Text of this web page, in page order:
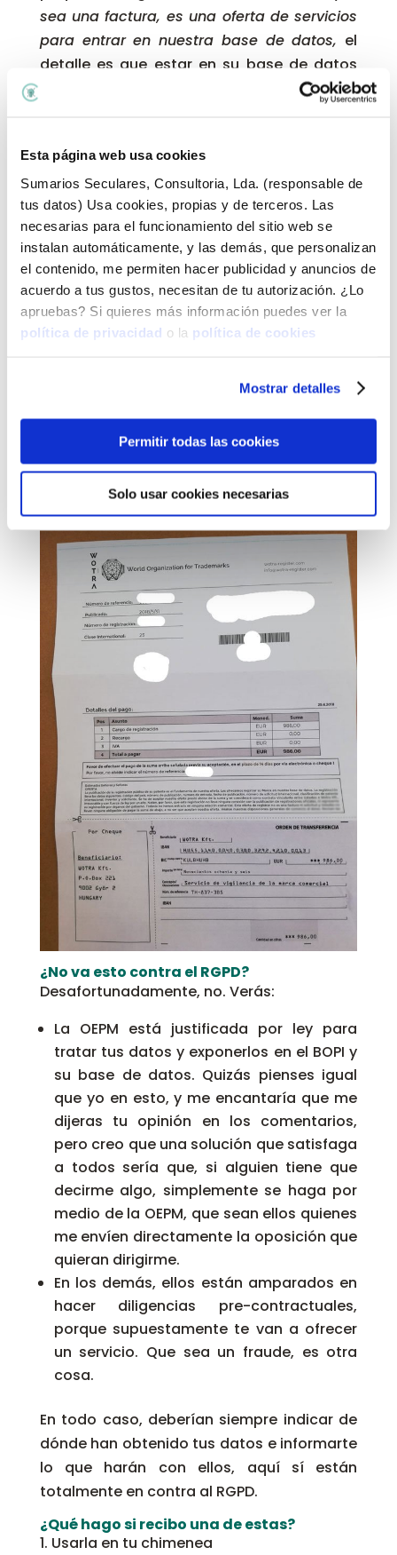
Esta página web usa cookies
Sumarios Seculares, Consultoria, Lda. (responsable de
tus datos) Usa cookies, propias y de terceros. Las
necesarias para el funcionamiento del sitio web se
instalan automáticamente, y las demás, que personalizan
el contenido, me permiten hacer publicidad y anuncios de
acuerdo a tus gustos, necesitan de tu autorización. ¿Lo
apruebas? Si quieres más información puedes ver la
política de privacidad o la política de cookies
Mostrar detalles
Permitir todas las cookies
Solo usar cookies necesarias
sea una factura, es una oferta de servicios
para entrar en nuestra base de datos, el
detalle es que estar en su base de datos
cuesta 1.300,00 €, y cuando te diriges a las
tienen la dichosa base de datos. Mira más
en este enlace,y hay quienes además
tienen su propio idioma al estilo Tarzán y te
hablan de publicationes de marcas como
estas.
Tienes muchos más ejemplos dentro del
propio anuncio de la OEPM.
estila, te dejo aquí un modelo que me
100% real y llegada a las manos de alguien
que conozco en Instagram, que muy
gentilmente me la ha enviado.
¿No va esto contra el RGPD?
Desafortunadamente, no. Verás:
La OEPM está justificada por ley para
tratar tus datos y exponerlos en el BOPI y
su base de datos. Quizás pienses igual
que yo en esto, y me encantaría que me
dijeras tu opinión en los comentarios,
pero creo que una solución que satisfaga
a todos sería que, si alguien tiene que
decirme algo, simplemente se haga por
medio de la OEPM, que sean ellos quienes
me envíen directamente la oposición que
quieran dirigirme.
En los demás, ellos están amparados en
hacer diligencias pre-contractuales,
porque supuestamente te van a ofrecer
un servicio. Que sea un fraude, es otra
cosa.
En todo caso, deberían siempre indicar de
dónde han obtenido tus datos e informarte
lo que harán con ellos, aquí sí están
totalmente en contra al RGPD.
¿Qué hago si recibo una de estas?
Usarla en tu chimenea